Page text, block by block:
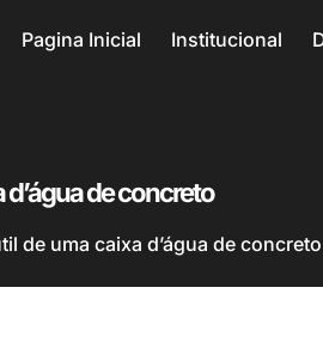
Pagina Inicial Institucional
de concreto
de uma caixa d’água de concreto